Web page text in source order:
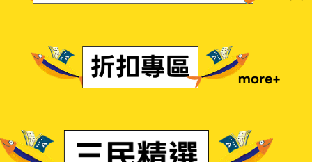
折扣專區
三民精選